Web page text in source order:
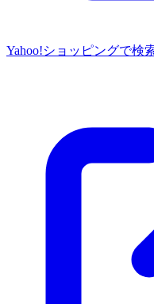
Yahoo!ショッピングで検